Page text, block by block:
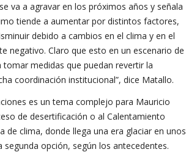
va a agravar en los próximos años y señala
tiende a aumentar por distintos factores,
debido a cambios en el clima y en el
negativo. Claro que esto en un escenario de
medidas que puedan revertir la
coordinación institucional”, dice Matallo.
es un tema complejo para Mauricio
de desertificación o al Calentamiento
de clima, donde llega una era glaciar en unos
opción, según los antecedentes.